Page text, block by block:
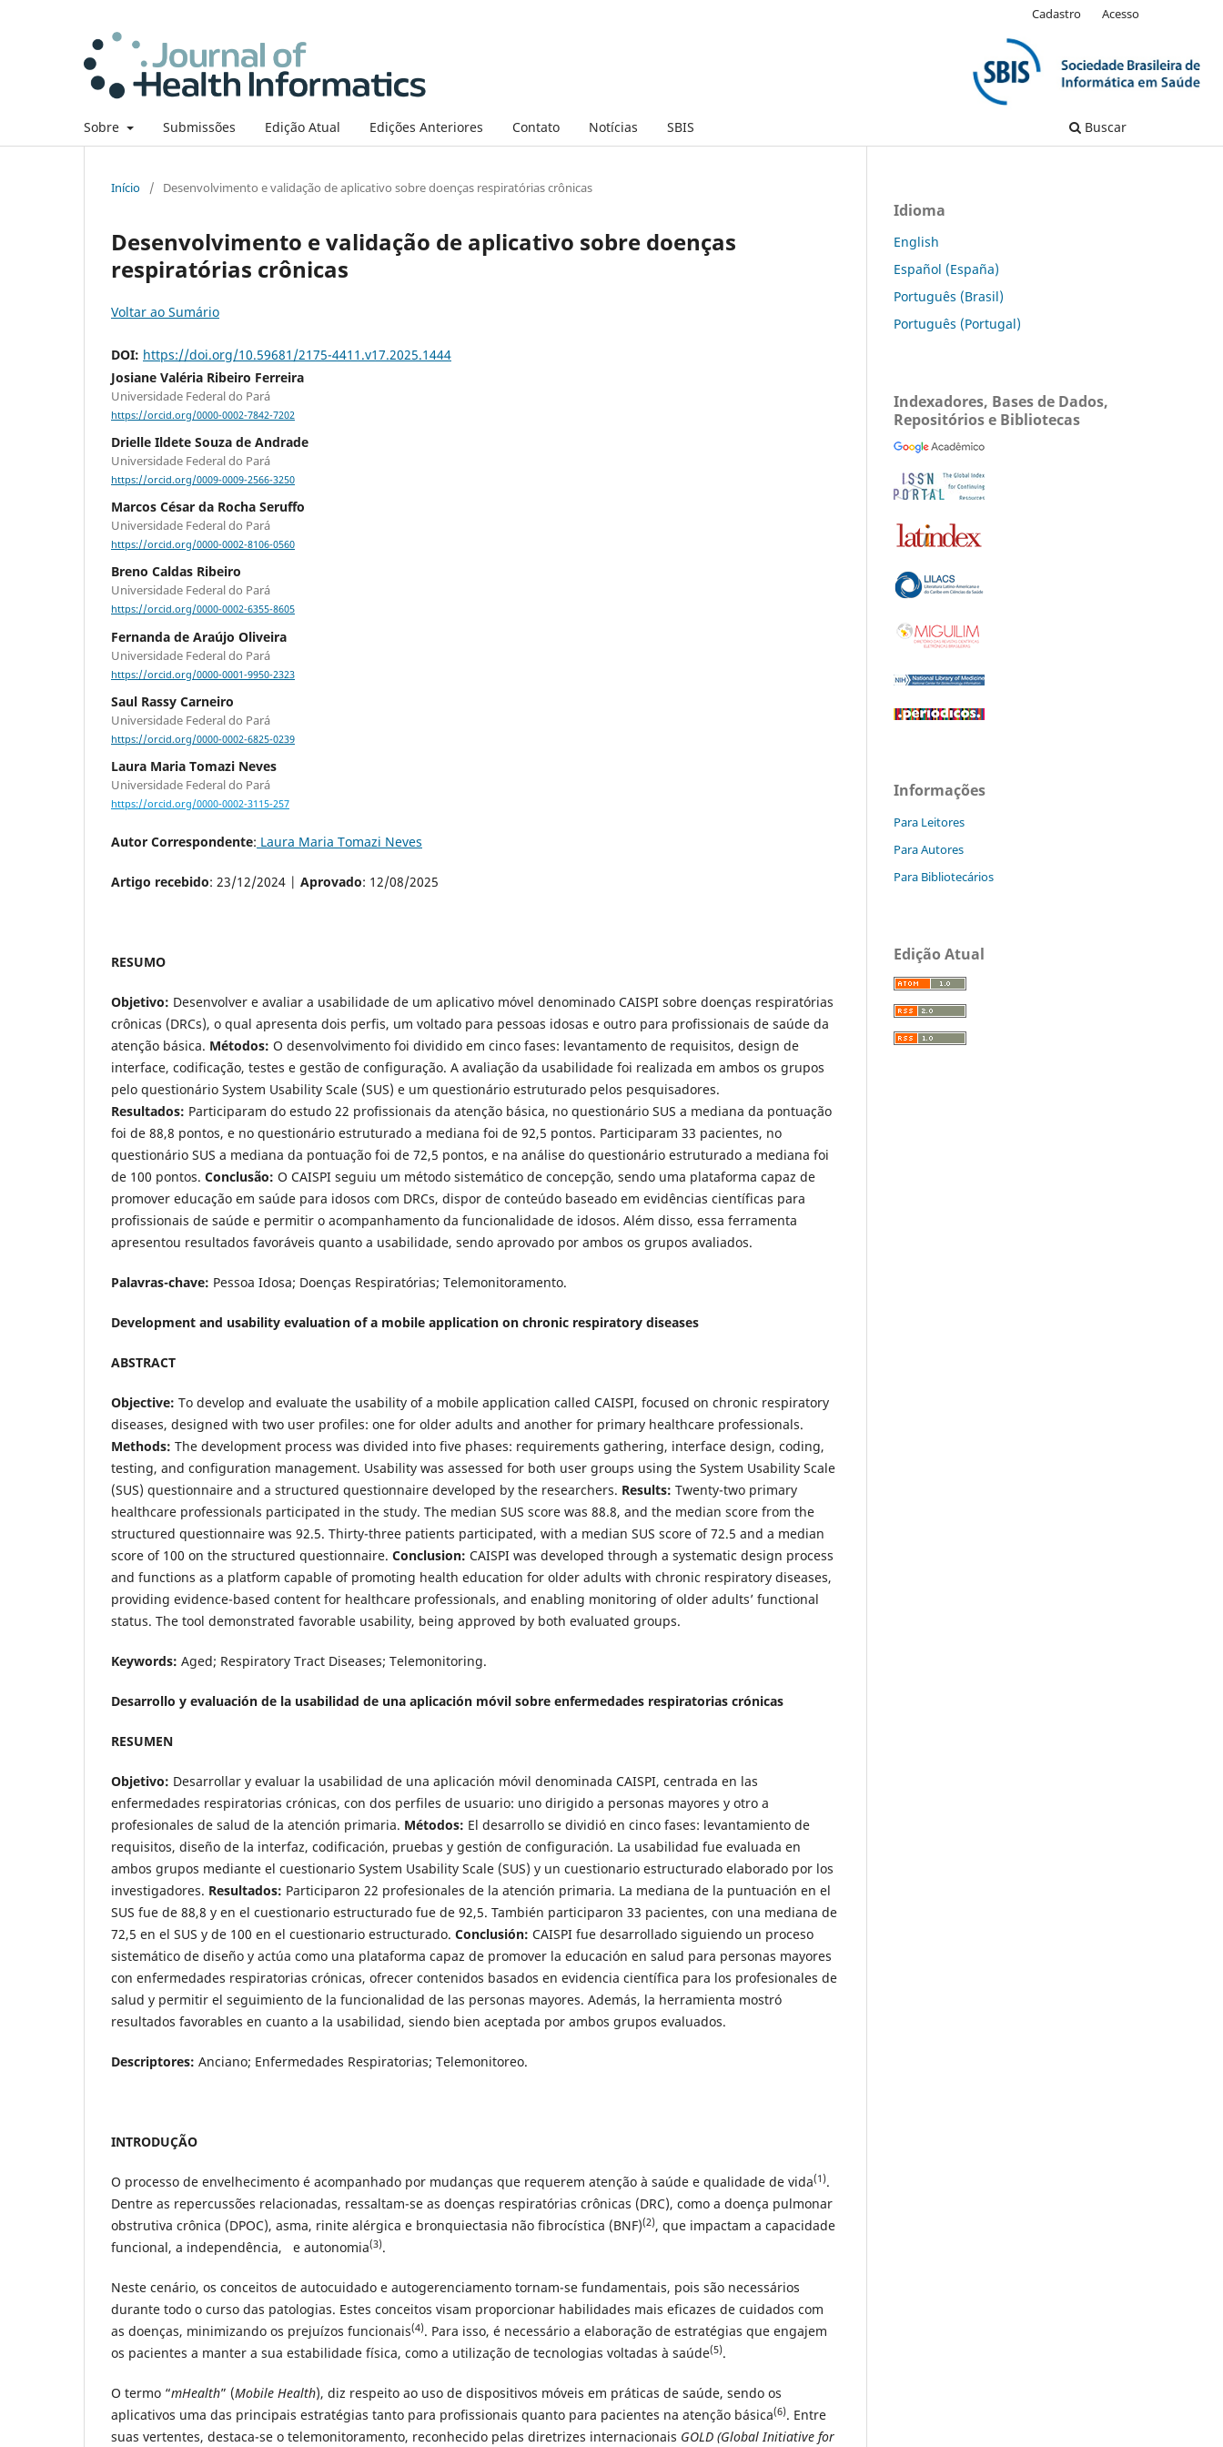
Sobre Submissões Edição Atual Edições Anteriores Contato Notícias SBIS Buscar
Cadastro Acesso
Início / Desenvolvimento e validação de aplicativo sobre doenças respiratórias crônicas
Desenvolvimento e validação de aplicativo sobre doenças
respiratórias crônicas
Voltar ao Sumário
DOI: https://doi.org/10.59681/2175-4411.v17.2025.1444
Josiane Valéria Ribeiro Ferreira
Universidade Federal do Pará
https://orcid.org/0000-0002-7842-7202
Drielle Ildete Souza de Andrade
Universidade Federal do Pará
https://orcid.org/0009-0009-2566-3250
Marcos César da Rocha Seruffo
Universidade Federal do Pará
https://orcid.org/0000-0002-8106-0560
Breno Caldas Ribeiro
Universidade Federal do Pará
https://orcid.org/0000-0002-6355-8605
Fernanda de Araújo Oliveira
Universidade Federal do Pará
https://orcid.org/0000-0001-9950-2323
Saul Rassy Carneiro
Universidade Federal do Pará
https://orcid.org/0000-0002-6825-0239
Laura Maria Tomazi Neves
Universidade Federal do Pará
https://orcid.org/0000-0002-3115-257
Autor Correspondente: Laura Maria Tomazi Neves
Artigo recebido: 23/12/2024 | Aprovado: 12/08/2025
RESUMO
Objetivo: Desenvolver e avaliar a usabilidade de um aplicativo móvel denominado CAISPI sobre doenças respiratórias
crônicas (DRCs), o qual apresenta dois perfis, um voltado para pessoas idosas e outro para profissionais de saúde da
atenção básica. Métodos: O desenvolvimento foi dividido em cinco fases: levantamento de requisitos, design de
interface, codificação, testes e gestão de configuração. A avaliação da usabilidade foi realizada em ambos os grupos
pelo questionário System Usability Scale (SUS) e um questionário estruturado pelos pesquisadores.
Resultados: Participaram do estudo 22 profissionais da atenção básica, no questionário SUS a mediana da pontuação
foi de 88,8 pontos, e no questionário estruturado a mediana foi de 92,5 pontos. Participaram 33 pacientes, no
questionário SUS a mediana da pontuação foi de 72,5 pontos, e na análise do questionário estruturado a mediana foi
de 100 pontos. Conclusão: O CAISPI seguiu um método sistemático de concepção, sendo uma plataforma capaz de
promover educação em saúde para idosos com DRCs, dispor de conteúdo baseado em evidências científicas para
profissionais de saúde e permitir o acompanhamento da funcionalidade de idosos. Além disso, essa ferramenta
apresentou resultados favoráveis quanto a usabilidade, sendo aprovado por ambos os grupos avaliados.
Palavras-chave: Pessoa Idosa; Doenças Respiratórias; Telemonitoramento.
Development and usability evaluation of a mobile application on chronic respiratory diseases
ABSTRACT
Objective: To develop and evaluate the usability of a mobile application called CAISPI, focused on chronic respiratory
diseases, designed with two user profiles: one for older adults and another for primary healthcare professionals.
Methods: The development process was divided into five phases: requirements gathering, interface design, coding,
testing, and configuration management. Usability was assessed for both user groups using the System Usability Scale
(SUS) questionnaire and a structured questionnaire developed by the researchers. Results: Twenty-two primary
healthcare professionals participated in the study. The median SUS score was 88.8, and the median score from the
structured questionnaire was 92.5. Thirty-three patients participated, with a median SUS score of 72.5 and a median
score of 100 on the structured questionnaire. Conclusion: CAISPI was developed through a systematic design process
and functions as a platform capable of promoting health education for older adults with chronic respiratory diseases,
providing evidence-based content for healthcare professionals, and enabling monitoring of older adults’ functional
status. The tool demonstrated favorable usability, being approved by both evaluated groups.
Keywords: Aged; Respiratory Tract Diseases; Telemonitoring.
Desarrollo y evaluación de la usabilidad de una aplicación móvil sobre enfermedades respiratorias crónicas
RESUMEN
Objetivo: Desarrollar y evaluar la usabilidad de una aplicación móvil denominada CAISPI, centrada en las
enfermedades respiratorias crónicas, con dos perfiles de usuario: uno dirigido a personas mayores y otro a
profesionales de salud de la atención primaria. Métodos: El desarrollo se dividió en cinco fases: levantamiento de
requisitos, diseño de la interfaz, codificación, pruebas y gestión de configuración. La usabilidad fue evaluada en
ambos grupos mediante el cuestionario System Usability Scale (SUS) y un cuestionario estructurado elaborado por los
investigadores. Resultados: Participaron 22 profesionales de la atención primaria. La mediana de la puntuación en el
SUS fue de 88,8 y en el cuestionario estructurado fue de 92,5. También participaron 33 pacientes, con una mediana de
72,5 en el SUS y de 100 en el cuestionario estructurado. Conclusión: CAISPI fue desarrollado siguiendo un proceso
sistemático de diseño y actúa como una plataforma capaz de promover la educación en salud para personas mayores
con enfermedades respiratorias crónicas, ofrecer contenidos basados en evidencia científica para los profesionales de
salud y permitir el seguimiento de la funcionalidad de las personas mayores. Además, la herramienta mostró
resultados favorables en cuanto a la usabilidad, siendo bien aceptada por ambos grupos evaluados.
Descriptores: Anciano; Enfermedades Respiratorias; Telemonitoreo.
INTRODUÇÃO
O processo de envelhecimento é acompanhado por mudanças que requerem atenção à saúde e qualidade de vida(1).
Dentre as repercussões relacionadas, ressaltam-se as doenças respiratórias crônicas (DRC), como a doença pulmonar
obstrutiva crônica (DPOC), asma, rinite alérgica e bronquiectasia não fibrocística (BNF)(2), que impactam a capacidade
funcional, a independência, e autonomia(3).
Neste cenário, os conceitos de autocuidado e autogerenciamento tornam-se fundamentais, pois são necessários
durante todo o curso das patologias. Estes conceitos visam proporcionar habilidades mais eficazes de cuidados com
as doenças, minimizando os prejuízos funcionais(4). Para isso, é necessário a elaboração de estratégias que engajem
os pacientes a manter a sua estabilidade física, como a utilização de tecnologias voltadas à saúde(5).
O termo “mHealth” (Mobile Health), diz respeito ao uso de dispositivos móveis em práticas de saúde, sendo os
aplicativos uma das principais estratégias tanto para profissionais quanto para pacientes na atenção básica(6). Entre
suas vertentes, destaca-se o telemonitoramento, reconhecido pelas diretrizes internacionais GOLD (Global Initiative for
Idioma
English
Español (España)
Português (Brasil)
Português (Portugal)
Indexadores, Bases de Dados,
Repositórios e Bibliotecas
Informações
Para Leitores
Para Autores
Para Bibliotecários
Edição Atual